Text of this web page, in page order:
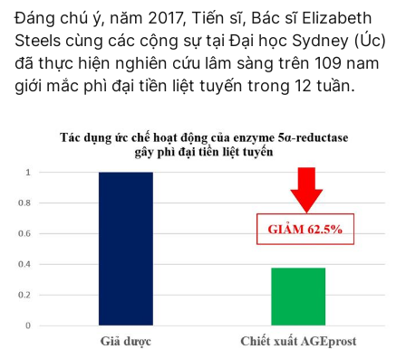
Đáng chú ý, năm 2017, Tiến sĩ, Bác sĩ Elizabeth
Steels cùng các cộng sự tại Đại học Sydney (Úc)
đã thực hiện nghiên cứu lâm sàng trên 109 nam
giới mắc phì đại tiền liệt tuyến trong 12 tuần.